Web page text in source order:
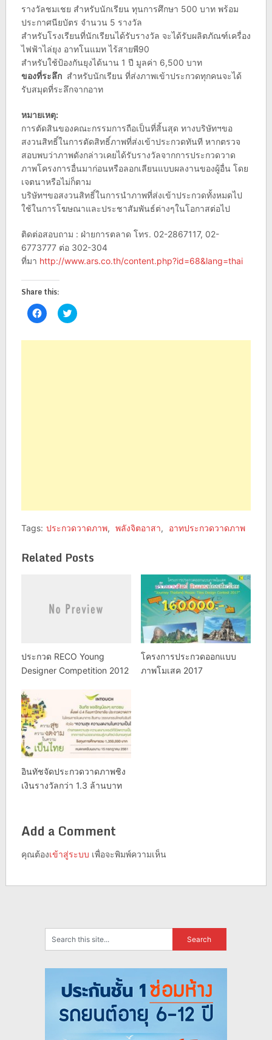
รางวัลชมเชย สำหรับนักเรียน ทุนการศึกษา 500 บาท พร้อม
ประกาศนียบัตร จำนวน 5 รางวัล
สำหรับโรงเรียนที่นักเรียนได้รับรางวัล จะได้รับผลิตภัณฑ์เครื่อง
ไฟฟ้าไล่ยุง อาทโนแมท ไร้สายพี90
สำหรับใช้ป้องกันยุงได้นาน 1 ปี มูลค่า 6,500 บาท
ของที่ระลึกสำหรับนักเรียน ที่ส่งภาพเข้าประกวดทุกคนจะได้
รับสมุดที่ระลึกจากอาท
หมายเหตุ:
การตัดสินของคณะกรรมการถือเป็นที่สิ้นสุด ทางบริษัทฯขอ
สงวนสิทธิ์ในการตัดสิทธิ์ภาพที่ส่งเข้าประกวดทันที หากตรวจ
สอบพบว่าภาพดังกล่าวเคยได้รับรางวัลจากการประกวดวาด
ภาพโครงการอื่นมาก่อนหรือลอกเลียนแบบผลงานของผู้อื่น โดย
เจตนาหรือไม่ก็ตาม
บริษัทฯขอสงวนสิทธิ์ในการนำภาพที่ส่งเข้าประกวดทั้งหมดไป
ใช้ในการโฆษณาและประชาสัมพันธ์ต่างๆในโอกาสต่อไป
ติดต่อสอบถาม : ฝ่ายการตลาด โทร. 02-2867117, 02-
6773777 ต่อ 302-304
ที่มา http://www.ars.co.th/content.php?id=68&lang=thai
Share this:
Click
to
Facebook
Click
to
Twitter
Tags: ประกวดวาดภาพ, พลังจิตอาสา, อาทประกวดวาดภาพ
Related Posts
ประกวด RECO Young
Designer Competition 2012
โครงการประกวดออกแบบ
ภาพโมเสค 2017
อินทัชจัดประกวดวาดภาพชิง
เงินรางวัลกว่า 1.3 ล้านบาท
Add a Comment
คุณต้องเข้าสู่ระบบ เพื่อจะพิมพ์ความเห็น